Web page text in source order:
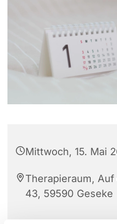
Mittwoch, 15. Mai
Therapieraum,
43, 59590 Geseke